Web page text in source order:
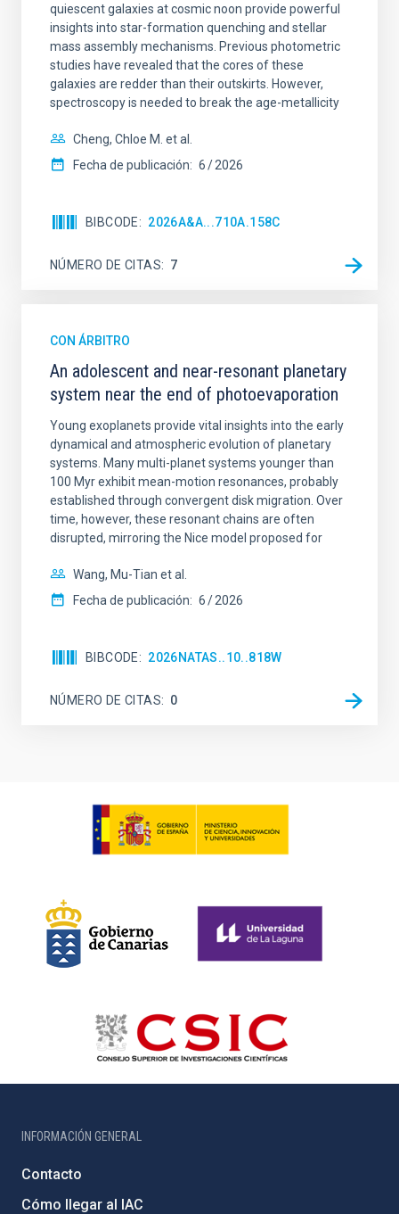
quiescent galaxies at cosmic noon provide powerful
insights into star-formation quenching and stellar
mass assembly mechanisms. Previous photometric
studies have revealed that the cores of these
galaxies are redder than their outskirts. However,
spectroscopy is needed to break the age-metallicity
Cheng, Chloe M. et al.
Fecha de publicación: 6 2026
BIBCODE 2026A&A...710A.158C
NÚMERO DE CITAS 7
CON ÁRBITRO
An adolescent and near-resonant planetary
system near the end of photoevaporation
Young exoplanets provide vital insights into the early
dynamical and atmospheric evolution of planetary
systems. Many multi-planet systems younger than
100 Myr exhibit mean-motion resonances, probably
established through convergent disk migration. Over
time, however, these resonant chains are often
disrupted, mirroring the Nice model proposed for
Wang, Mu-Tian et al.
Fecha de publicación: 6 2026
BIBCODE 2026NATAS..10..818W
NÚMERO DE CITAS 0
INFORMACIÓN GENERAL
Contacto
Cómo llegar al IAC